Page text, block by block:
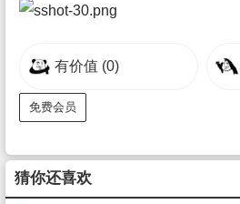
有价值 (0)
免费会员
猜你还喜欢